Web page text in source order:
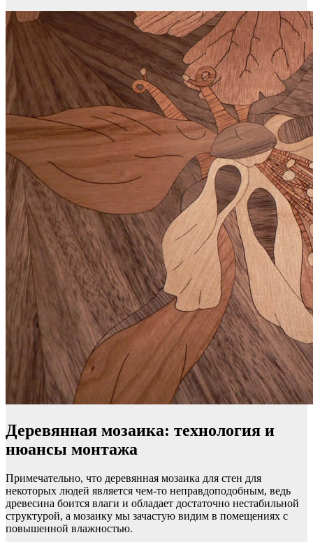
Деревянная мозаика: технология и
нюансы монтажа
Примечательно, что деревянная мозаика для стен для
некоторых людей является чем-то неправдоподобным, ведь
древесина боится влаги и обладает достаточно нестабильной
структурой, а мозаику мы зачастую видим в помещениях с
повышенной влажностью.